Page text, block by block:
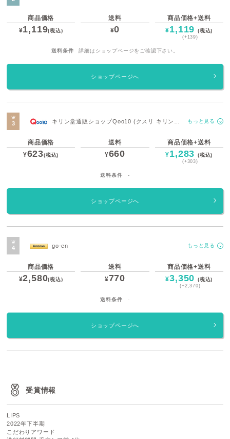
商品価格+送料
¥1,119 (税込)
(+139)
商品価格
¥1,119(税込)
送料
¥0
送料条件 詳細はショップページをご確認下さい。
ショップページへ
キリン堂通販ショップQoo10 (クスリ キリン堂
商品価格+送料
¥1,283 (税込)
(+303)
商品価格
¥623(税込)
送料
¥660
送料条件 -
もっと見る
ショップページへ
go-en
商品価格+送料
¥3,350 (税込)
(+2,370)
商品価格
¥2,580(税込)
送料
¥770
送料条件 -
もっと見る
ショップページへ
受賞情報
LIPS
2022年下半期
こだわりアワード